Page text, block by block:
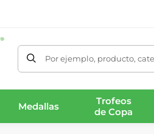
Por ejemplo, producto,
Medallas
Trofeos
de Copa